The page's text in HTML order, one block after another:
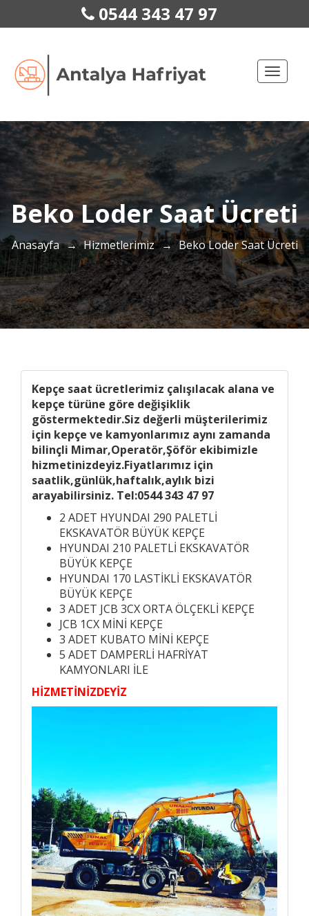
0544 343 47 97
Toggle
Beko Loder Saat Ücreti
Anasayfa → Hizmetlerimiz → Beko Loder Saat Ücreti
Kepçe saat ücretlerimiz çalışılacak alana ve
kepçe türüne göre değişiklik
göstermektedir.Siz değerli müşterilerimiz
için kepçe ve kamyonlarımız aynı zamanda
bilinçli Mimar,Operatör,Şöför ekibimizle
hizmetinizdeyiz.Fiyatlarımız için
saatlik,günlük,haftalık,aylık bizi
arayabilirsiniz. Tel:0544 343 47 97
2 ADET HYUNDAI 290 PALETLİ
EKSKAVATÖR BÜYÜK KEPÇE
HYUNDAI 210 PALETLİ EKSKAVATÖR
BÜYÜK KEPÇE
HYUNDAI 170 LASTİKLİ EKSKAVATÖR
BÜYÜK KEPÇE
3 ADET JCB 3CX ORTA ÖLÇEKLİ KEPÇE
JCB 1CX MİNİ KEPÇE
3 ADET KUBATO MİNİ KEPÇE
5 ADET DAMPERLİ HAFRİYAT
KAMYONLARI İLE
HİZMETİNİZDEYİZ